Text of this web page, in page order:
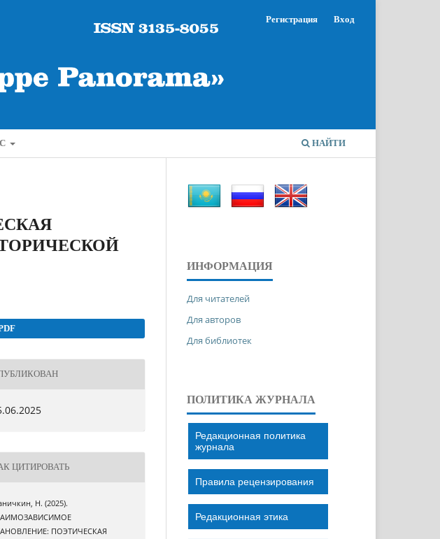
НАЙТИ
Регистрация Вход
ЦИТИРОВАТЬ
Н. (2025).
ПОЭТИЧЕСКАЯ
ИНФОРМАЦИЯ
Для читателей
Для авторов
Для библиотек
ПОЛИТИКА ЖУРНАЛА
Редакционная политика
журнала
Правила рецензирования
Редакционная этика